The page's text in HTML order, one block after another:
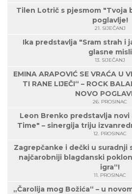
Tilen Lotrič s pjesmom "Tvoja
poglavlje!
21. SIJEČANJ
Ika predstavlja "Sram strah i
glasne misli
13. SIJEČANJ
EMINA ARAPOVIĆ SE VRAĆA U
TI RANE LIJEČI“ – ROCK
NOVO
26. PROSINAC
Leon Brenko predstavlja
Time" – sinergija triju
12. PROSINAC
Zagrepčanke i dečki u suradnji
najčarobniji blagdanski
igra“!
11. PROSINAC
„Čarolija mog Božića“ – u